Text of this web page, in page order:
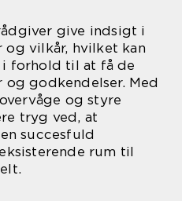
give indsigt i
vilkår, hvilket kan
forhold til at få de
godkendelser. Med
og styre
tryg ved, at
succesfuld
rum til